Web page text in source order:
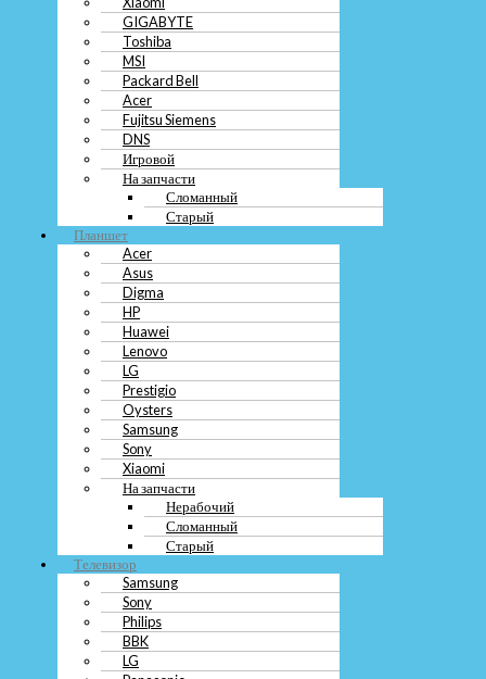
GIGABYTE
Toshiba
MSI
Packard Bell
Acer
Fujitsu Siemens
DNS
Игровой
На запчасти
Сломанный
Старый
Планшет
Acer
Asus
Digma
HP
Huawei
Lenovo
LG
Prestigio
Oysters
Samsung
Sony
Xiaomi
На запчасти
Нерабочий
Сломанный
Старый
Телевизор
Samsung
Sony
Philips
BBK
LG
Packard Bell
Acer
Fujitsu Siemens
DNS
Игровой
На запчасти
Сломанный
Asus
Oysters
Samsung
Sony
Xiaomi
На запчасти
Нерабочий
Сломанный
Старый
Телевизор
Sony
Philips